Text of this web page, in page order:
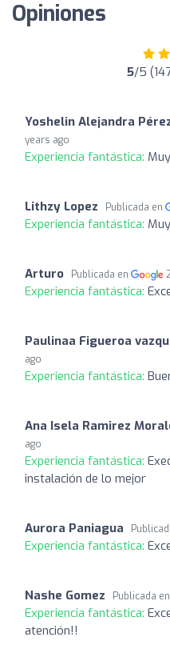
Opiniones
5/5
Yoshelin Alejandra
years ago
Experiencia fantástica:
Lithzy Lopez Publicada en
Experiencia fantástica:
Arturo Publicada en
Experiencia fantástica:
Paulinaa Figueroa
ago
Experiencia fantástica:
Ana Isela Ramirez
ago
Experiencia fantástica:
instalación de lo mejor
Aurora Paniagua
Experiencia fantástica:
Nashe Gomez Publicada en
Experiencia fantástica:
atención!!